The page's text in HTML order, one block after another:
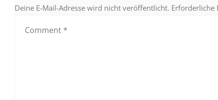
Deine E-Mail-Adresse wird nicht veröffentlicht.